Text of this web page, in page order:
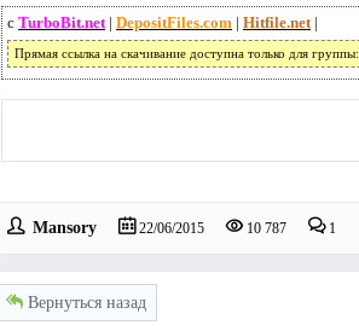
с TurboBit.net | DepositFiles.com | Hitfile.net |
Прямая ссылка на скачивание доступна только для группы:
Mansory 22/06/2015 10 787 1
Вернуться назад